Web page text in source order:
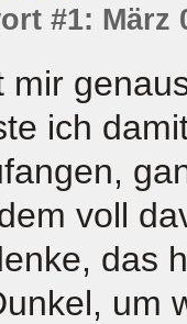
#1: März
mir
ich
voll
das
um